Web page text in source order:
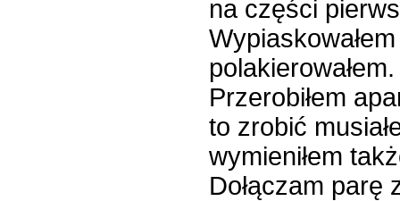
na części
Przerobiłem
to zrobić
wymieniłem
Dołączam parę